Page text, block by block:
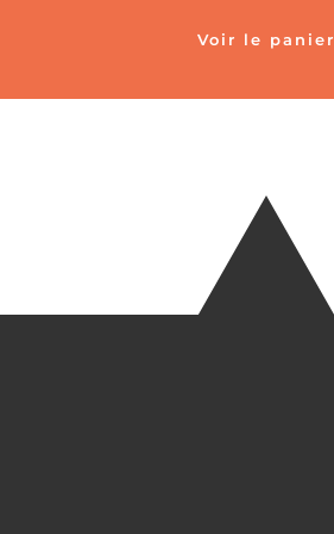
Voir le panier